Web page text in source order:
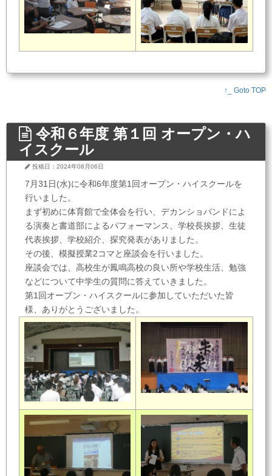
↑_ Goto TOP
令和６年度 第１回 オープン・ハ
イスクール
投稿日：2024年08月06日
7月31日(水)に令和6年度第1回オープン・ハイスクールを
行いました。
まず初めに体育館で全体会を行い、デカンショバンドによ
る演奏と書道部によるパフォーマンス、学校長挨拶、生徒
代表挨拶、学校紹介、探究発表がありました。
その後、模擬授業2コマと座談会を行いました。
座談会では、高校生が鳳鳴高校の良い所や学校生活、勉強
などについて中学生の質問に答えていきました。
第1回オープン・ハイスクールに参加していただいた皆
様、ありがとうございました。